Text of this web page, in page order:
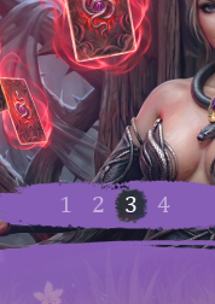
1 2 3 4